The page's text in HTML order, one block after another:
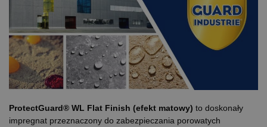
ProtectGuard® WL Flat Finish (efekt matowy) to doskonały
impregnat przeznaczony do zabezpieczania porowatych